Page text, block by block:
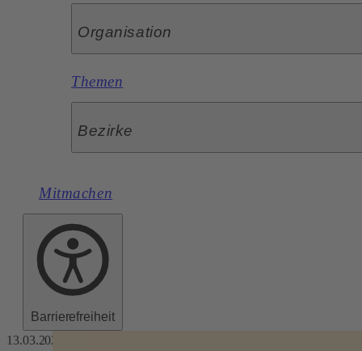
Organisation
Themen
Bezirke
Mitmachen
Barrierefreiheit
13.03.2026